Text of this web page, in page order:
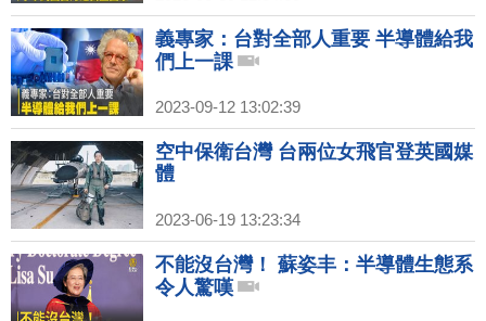
義專家：台對全部人重要 半導體給我
們上一課
2023-09-12 13:02:39
空中保衛台灣 台兩位女飛官登英國媒
體
2023-06-19 13:23:34
不能沒台灣！ 蘇姿丰：半導體生態系
令人驚嘆